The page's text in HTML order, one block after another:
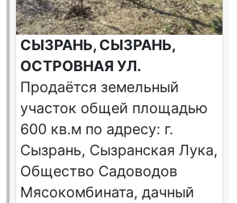
СЫЗРАНЬ, СЫЗРАНЬ,
ОСТРОВНАЯ УЛ.
Продаётся земельный
участок общей площадью
600 кв.м по адресу: г.
Сызрань, Сызранская Лука,
Общество Садоводов
Мясокомбината, дачный